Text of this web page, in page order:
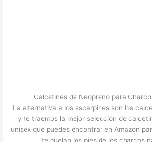
Calcetines de Neopreno para
La alternativa a los escarpines son los
y te traemos la mejor selección de
unisex que puedes encontrar en Amazon
te duelan los pies de los charcos